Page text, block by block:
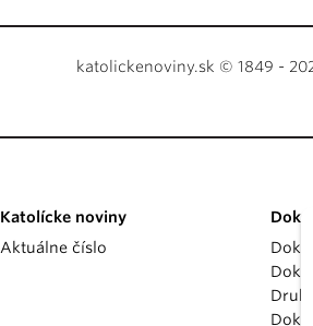
katolickenoviny.sk © 1849 -
Katolícke noviny
Aktuálne číslo